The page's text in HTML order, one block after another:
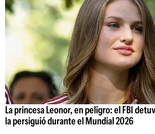
La princesa Leonor, en peligro: el FBI
la persiguió durante el Mundial 2026